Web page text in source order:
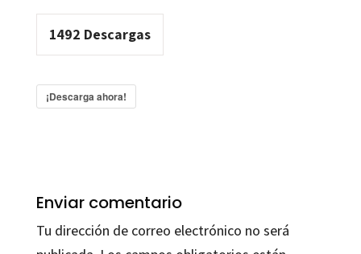
1492 Descargas
¡Descarga ahora!
Enviar comentario
Tu dirección de correo electrónico no será